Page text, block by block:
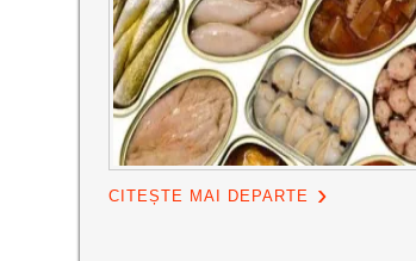
CITEȘTE MAI DEPARTE